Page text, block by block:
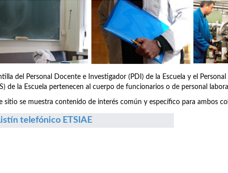
del Personal Docente e Investigador (PDI) de la Escuela y el
de la Escuela pertenecen al cuerpo de funcionarios o de personal
sitio se muestra contenido de interés común y específico para ambos
telefónico ETSIAE